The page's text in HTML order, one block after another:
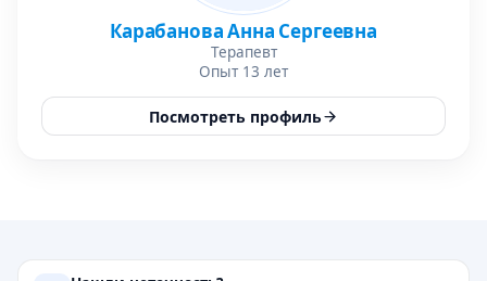
Карабанова Анна Сергеевна
Терапевт
Опыт 13 лет
Посмотреть профиль